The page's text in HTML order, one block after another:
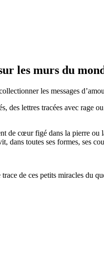
les murs du
les messages
des lettres tracées avec rage
de cœur figé dans la pierre
dans toutes ses formes, ses
de ces petits miracles du